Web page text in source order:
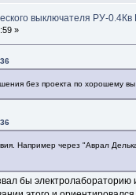
выключателя РУ-0.4Кв
»
без проекта по хорошему
Например через "Аврал
бы электролабораторию